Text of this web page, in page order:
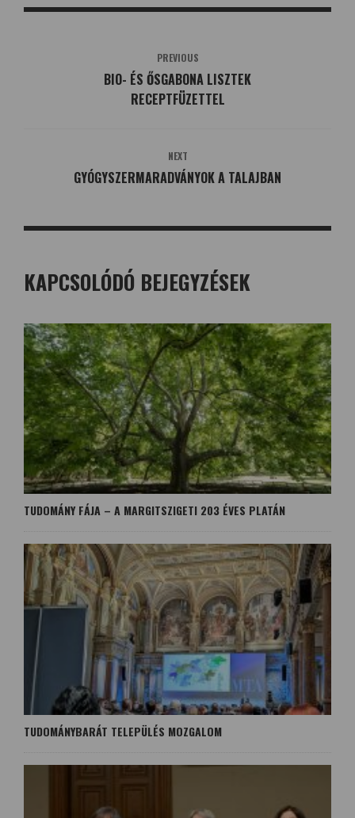
PREVIOUS
BIO- ÉS ŐSGABONA LISZTEK
RECEPTFÜZETTEL
NEXT
GYÓGYSZERMARADVÁNYOK A TALAJBAN
KAPCSOLÓDÓ BEJEGYZÉSEK
TUDOMÁNY FÁJA – A MARGITSZIGETI 203 ÉVES PLATÁN
TUDOMÁNYBARÁT TELEPÜLÉS MOZGALOM